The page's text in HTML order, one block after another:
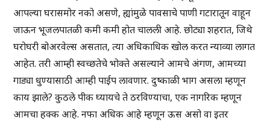
आपल्या घरासमोर नको असणे, ह्यांमुळे पावसाचे पाणी गटारातून वाहून
जाऊन भूजलपातळी कमी कमी होत चालली आहे. छोट्या शहरात, जिथे
घरोघरी बोअरवेल्स असतात, त्या अधिकाधिक खोल करत न्याव्या लागत
आहेत. तरी आम्ही स्वच्छतेचे भोक्ते असल्याने आमचे अंगण, आमच्या
गाड्या धुण्यासाठी आम्ही पाईप लावणार. दुष्काळी भाग असला म्हणून
काय झाले? कुठले पीक घ्यायचे ते ठरविण्याचा, एक नागरिक म्हणून
आमचा हक्क आहे. नफा अधिक आहे म्हणून ऊस असो वा इतर